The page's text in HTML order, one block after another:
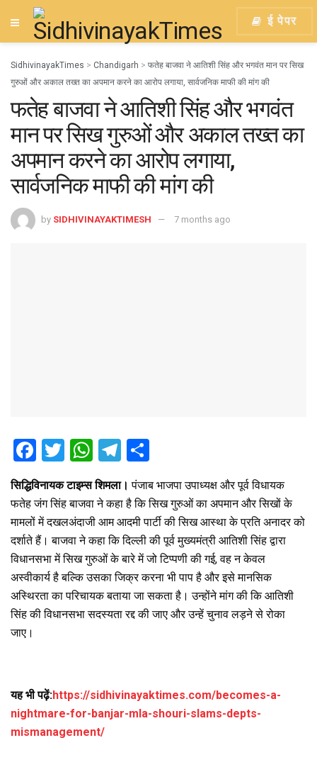
ई पेपर
SidhivinayakTimes > Chandigarh > फतेह बाजवा ने आतिशी सिंह और भगवंत मान पर सिख
गुरुओं और अकाल तख्त का अपमान करने का आरोप लगाया, सार्वजनिक माफी की मांग की
फतेह बाजवा ने आतिशी सिंह और भगवंत
मान पर सिख गुरुओं और अकाल तख्त का
अपमान करने का आरोप लगाया,
सार्वजनिक माफी की मांग की
by SIDHIVINAYAKTIMESH 7 months ago
F
a
ce
b
o
o
k
T
tt
er
W
h
at
s
A
p
p
T
el
e
gr
a
m
ar
e
सिद्धिविनायक टाइम्स शिमला।पंजाब भाजपा उपाध्यक्ष और पूर्व विधायक
फतेह जंग सिंह बाजवा ने कहा है कि सिख गुरुओं का अपमान और सिखों के
मामलों में दखलअंदाजी आम आदमी पार्टी की सिख आस्था के प्रति अनादर को
दर्शाते हैं। बाजवा ने कहा कि दिल्ली की पूर्व मुख्यमंत्री आतिशी सिंह द्वारा
विधानसभा में सिख गुरुओं के बारे में जो टिप्पणी की गई, वह न केवल
अस्वीकार्य है बल्कि उसका जिक्र करना भी पाप है और इसे मानसिक
अस्थिरता का परिचायक बताया जा सकता है। उन्होंने मांग की कि आतिशी
सिंह की विधानसभा सदस्यता रद्द की जाए और उन्हें चुनाव लड़ने से रोका
जाए।
यह भी पढ़ें:https://sidhivinayaktimes.com/becomes-a-
nightmare-for-banjar-mla-shouri-slams-depts-
mismanagement/